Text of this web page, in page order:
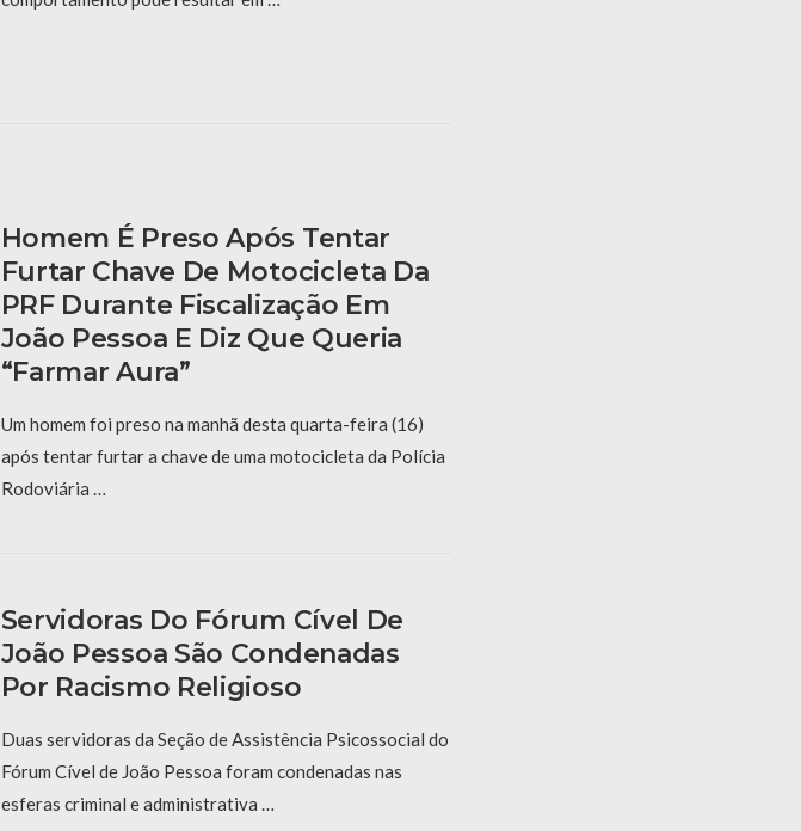
Homem É Preso Após Tentar
Furtar Chave De Motocicleta Da
PRF Durante Fiscalização Em
João Pessoa E Diz Que Queria
“farmar Aura”
Um homem foi preso na manhã desta quarta-feira (16)
após tentar furtar a chave de uma motocicleta da Polícia
Rodoviária …
Servidoras Do Fórum Cível De
João Pessoa São Condenadas
Por Racismo Religioso
Duas servidoras da Seção de Assistência Psicossocial do
Fórum Cível de João Pessoa foram condenadas nas
esferas criminal e administrativa …